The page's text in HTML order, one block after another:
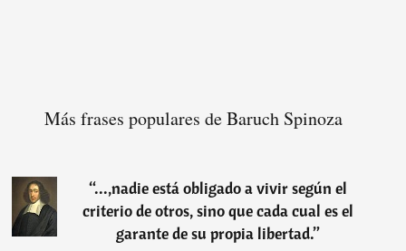
Más frases populares de Baruch Spinoza
“...,nadie está obligado a vivir según el
criterio de otros, sino que cada cual es el
garante de su propia libertad.”